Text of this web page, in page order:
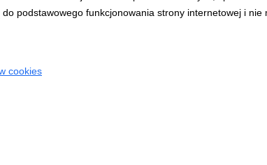
sport.pl
do podstawowego funkcjonowania strony internetowej i
cookies